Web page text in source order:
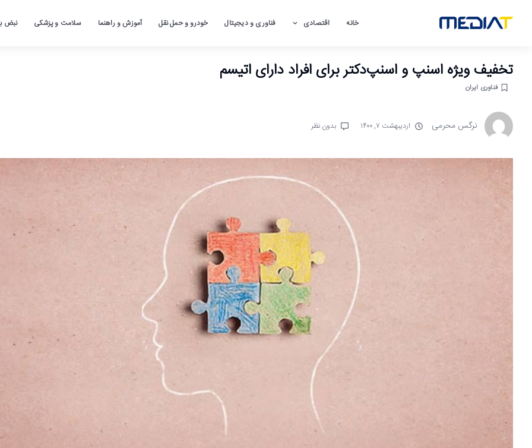
خانه اقتصادی فناوری و دیجیتال خودرو و حمل نقل آموزش و راهنما سلامت و پزشکی نبض
تخفیف ویژه‌ اسنپ و اسنپ‌دکتر برای افراد دارای اتیسم
فناوری ایران
نرگس محرمی اردیبهشت ۷, ۱۴۰۰ بدون نظر